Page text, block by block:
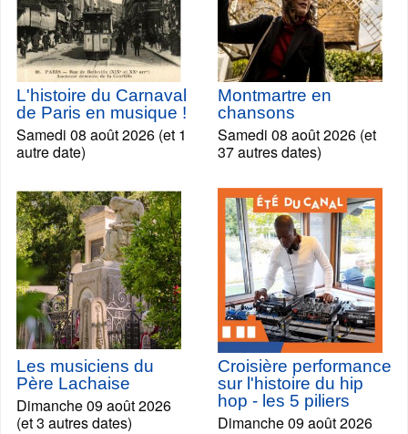
L'histoire du Carnaval
de Paris en musique !
Samedi 08 août 2026 (et 1
autre date)
Montmartre en
chansons
Samedi 08 août 2026 (et
37 autres dates)
Les musiciens du
Père Lachaise
Dimanche 09 août 2026
(et 3 autres dates)
Croisière performance
sur l'histoire du hip
hop - les 5 piliers
Dimanche 09 août 2026